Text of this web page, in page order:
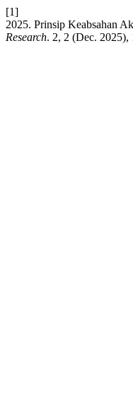
[1]
2025. Prinsip Keabsahan
Research. 2, 2 (Dec.